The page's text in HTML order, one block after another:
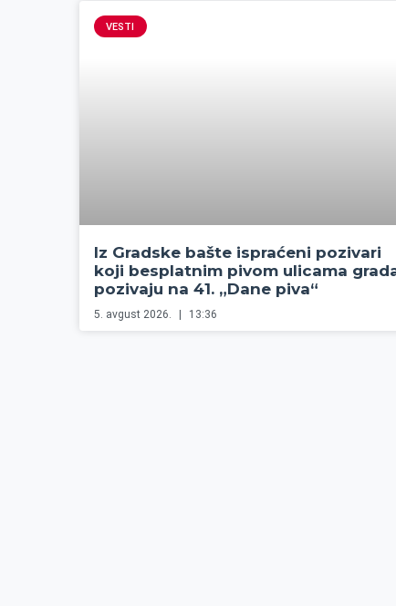
VESTI
Iz Gradske bašte ispraćeni pozivari
koji besplatnim pivom ulicama
pozivaju na 41. „Dane piva“
5. avgust 2026. 13:36